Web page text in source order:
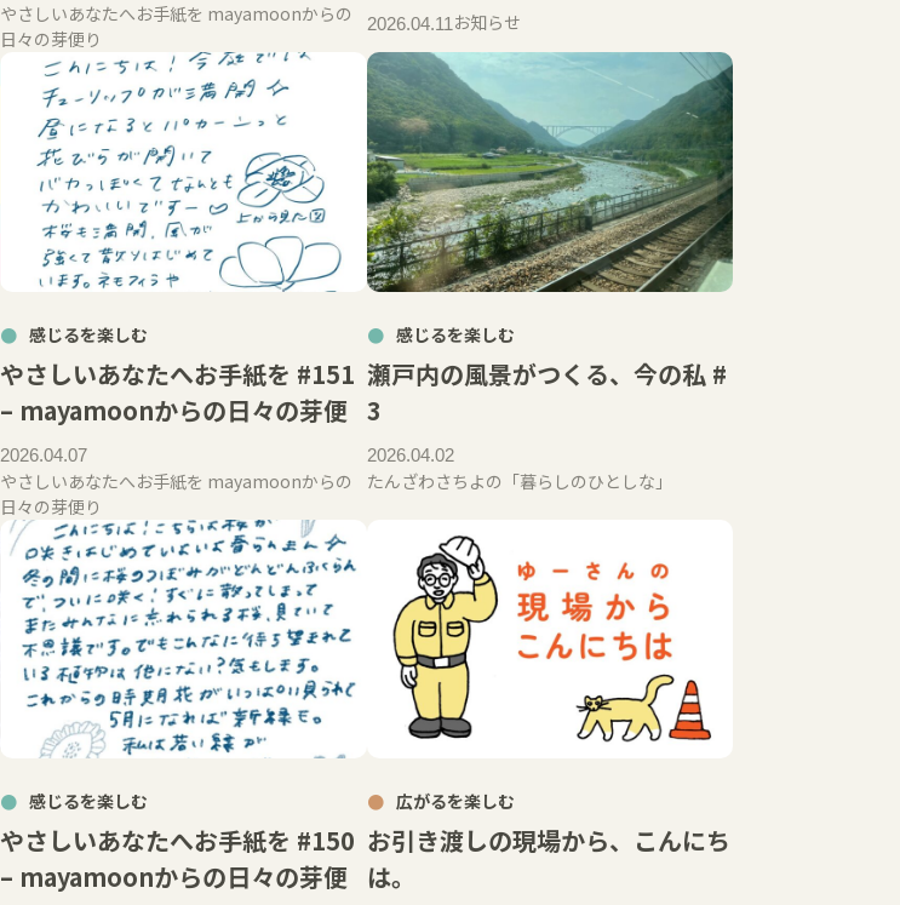
やさしいあなたへお手紙を mayamoonからの
日々の芽便り
2026.04.11 お知らせ
感じるを楽しむ
やさしいあなたへお手紙を #151
– mayamoonからの日々の芽便
2026.04.07
やさしいあなたへお手紙を mayamoonからの
日々の芽便り
感じるを楽しむ
瀬戸内の風景がつくる、今の私 #
3
2026.04.02
たんざわさちよの「暮らしのひとしな」
感じるを楽しむ
やさしいあなたへお手紙を #150
– mayamoonからの日々の芽便
広がるを楽しむ
お引き渡しの現場から、こんにち
は。